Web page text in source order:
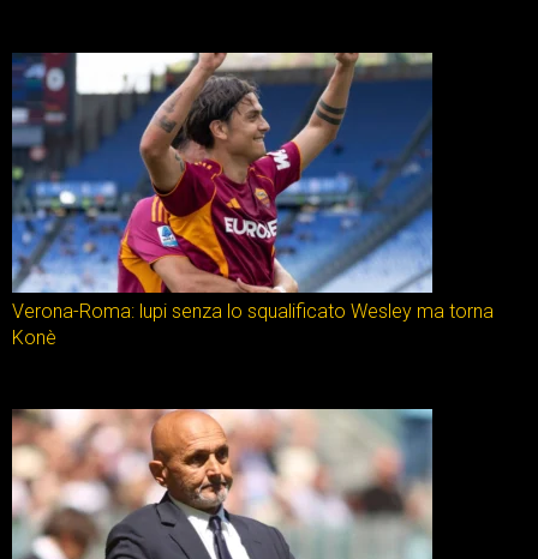
Verona-Roma: lupi senza lo squalificato Wesley ma torna
Konè